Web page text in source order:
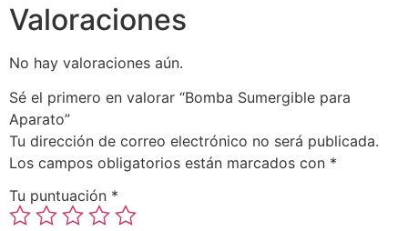
Valoraciones
No hay valoraciones aún.
Sé el primero en valorar “Bomba Sumergible para
Aparato”
Tu dirección de correo electrónico no será publicada.
Los campos obligatorios están marcados con *
Tu puntuación *